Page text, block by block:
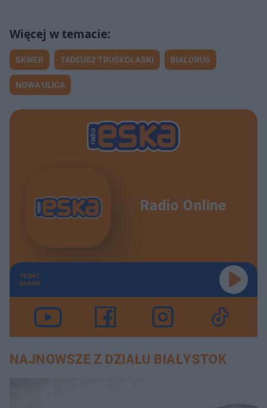
SKWER TADEUSZ TRUSKOLASKI BIAŁORUŚ
NOWA ULICA
Radio Online
TERAZ
GRAMY
NAJNOWSZE Z DZIAŁU BIAŁYSTOK